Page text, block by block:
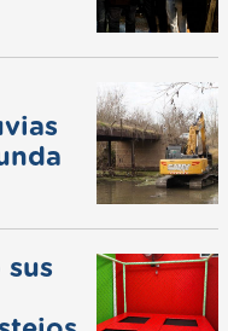
sus